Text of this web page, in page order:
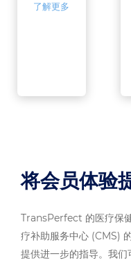
了解更多
将会员体验
TransPerfect 的医疗保
疗补助服务中心 (CMS)
提供进一步的指导。我